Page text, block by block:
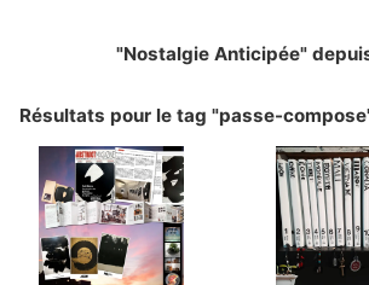
"Nostalgie Anticipée"
Résultats pour le tag "passe-